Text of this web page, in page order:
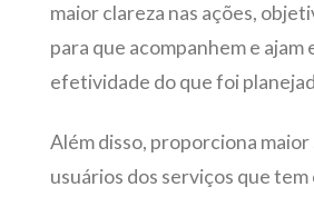
maior clareza nas ações,
para que acompanhem e ajam
efetividade do que foi
Além disso, proporciona maior
usuários dos serviços que